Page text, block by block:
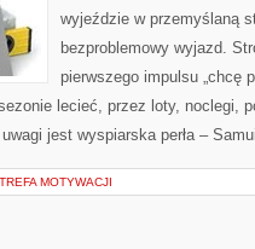
wyjeździe w przemyślaną
bezproblemowy wyjazd.
pierwszego impulsu „chcę
lecieć, przez loty, noclegi,
jest wyspiarska perła –
MOTYWACJI